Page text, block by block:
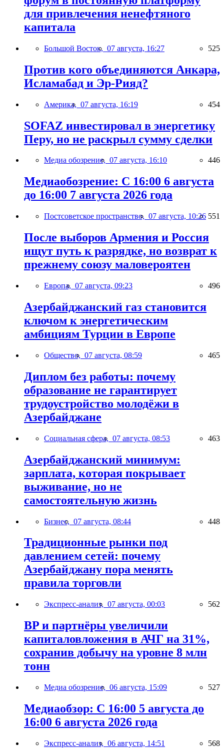
для привлечения ненефтяного
капитала
Большой Восток, 07 августа, 16:27 525
Против кого объединяются Анкара,
Исламабад и Эр-Рияд?
Америка, 07 августа, 16:19 454
SOFAZ инвестировал в энергетику
Перу, но не раскрыл сумму сделки
Медиа обозрение, 07 августа, 16:10 446
Медиаобозрение: С 16:00 6 августа
до 16:00 7 августа 2026 года
Постсоветское пространство, 07 августа, 10:26 551
После выборов Армения и Россия
ищут путь к разрядке, но возврат к
прежнему союзу маловероятен
Европа, 07 августа, 09:23 496
Азербайджанский газ становится
ключом к энергетическим
амбициям Турции в Европе
Общество, 07 августа, 08:59 465
Диплом без работы: почему
образование не гарантирует
трудоустройство молодёжи в
Азербайджане
Социальная сфера, 07 августа, 08:53 463
Азербайджанский минимум:
зарплата, которая покрывает
выживание, но не
самостоятельную жизнь
Бизнес, 07 августа, 08:44 448
Традиционные рынки под
давлением сетей: почему
Азербайджану пора менять
правила торговли
Экспресс-анализ, 07 августа, 00:03 562
BP и партнёры увеличили
капиталовложения в АЧГ на 31%,
сохранив добычу на уровне 8 млн
тонн
Медиа обозрение, 06 августа, 15:09 527
Медиаобзор: С 16:00 5 августа до
16:00 6 августа 2026 года
Экспресс-анализ, 06 августа, 14:51 568